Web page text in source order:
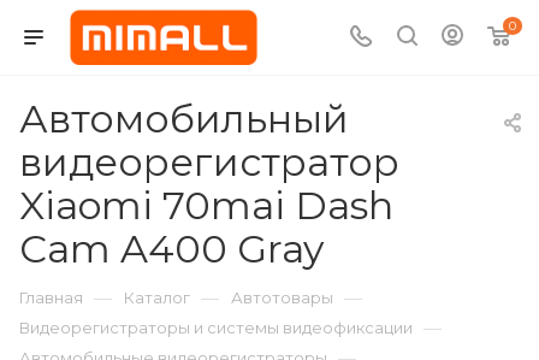
0
Автомобильный
видеорегистратор
Xiaomi 70mai Dash
Cam A400 Gray
Главная — Каталог — Автотовары —
Видеорегистраторы и системы видеофиксации —